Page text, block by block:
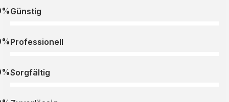
Günstig
Professionell
Sorgfältig